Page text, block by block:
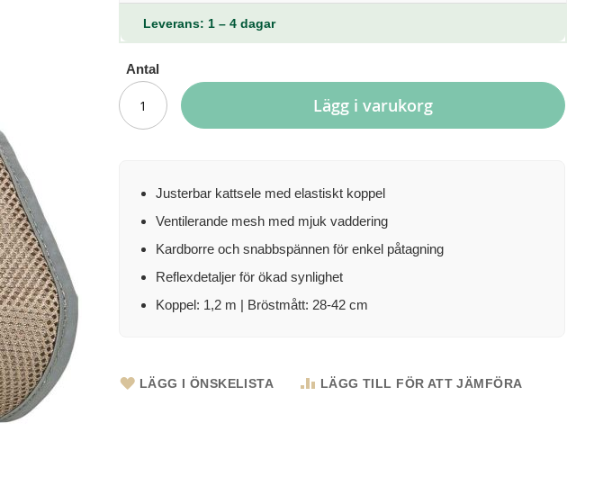
Leverans: 1 – 4 dagar
Antal
Lägg i varukorg
Justerbar kattsele med elastiskt koppel
Ventilerande mesh med mjuk vaddering
Kardborre och snabbspännen för enkel påtagning
Reflexdetaljer för ökad synlighet
Koppel: 1,2 m | Bröstmått: 28-42 cm
LÄGG I ÖNSKELISTA LÄGG TILL FÖR ATT JÄMFÖRA